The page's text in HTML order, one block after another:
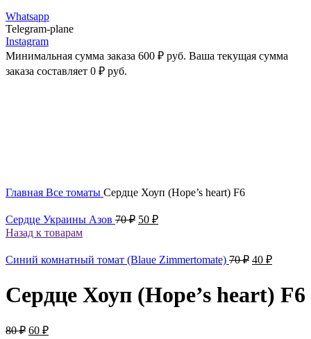
Whatsapp
Telegram-plane
Instagram
Минимальная сумма заказа 600 ₽ руб. Ваша текущая сумма
заказа составляет 0 ₽ руб.
Главная Все томаты Сердце Хоуп (Hope’s heart) F6
Сердце Украины Азов 70₽ Первоначальная
70 ₽.
50 ₽Текущая
Назад к товарам
Синий комнатный томат (Blaue Zimmertomate) 70₽
70 ₽.
40 ₽Текущая
Сердце Хоуп (Hope’s heart) F6
80₽ Первоначальная
60 ₽Текущая